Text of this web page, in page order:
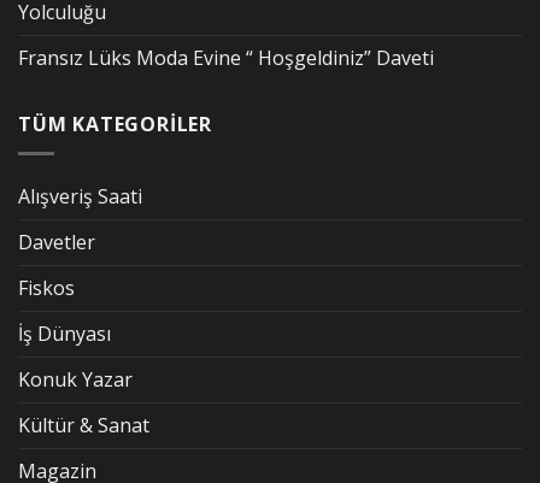
Yolculuğu
Fransız Lüks Moda Evine “ Hoşgeldiniz” Daveti
TÜM KATEGORİLER
Alışveriş Saati
Davetler
Fiskos
İş Dünyası
Konuk Yazar
Kültür & Sanat
Magazin